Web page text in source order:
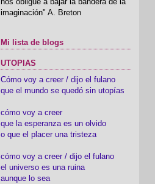
imaginación" A. Breton
Mi lista de blogs
UTOPIAS
Cómo voy a creer / dijo el fulano
que el mundo se quedó sin utopías
cómo voy a creer
que la esperanza es un olvido
o que el placer una tristeza
cómo voy a creer / dijo el fulano
el universo es una ruina
aunque lo sea